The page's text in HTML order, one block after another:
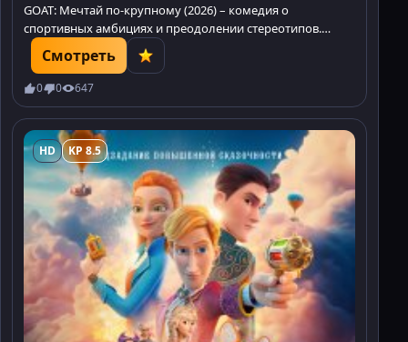
GOAT: Мечтай по-крупному (2026) – комедия о
спортивных амбициях и преодолении стереотипов.
Козёл Уилл Харрис против всех. Не пропустите!
Смотреть
0 0 647
HD KP 8.5